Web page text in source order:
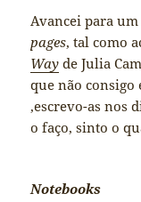
Avancei para
pages, tal como
Way de Julia
que não consigo
,escrevo-as nos
o faço, sinto o
Notebooks